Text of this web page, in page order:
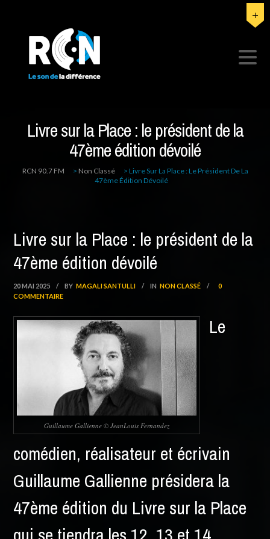
Livre sur la Place : le président de la
47ème édition dévoilé
RCN 90.7 FM > Non Classé > Livre Sur La Place : Le Président De La
47ème Édition Dévoilé
Livre sur la Place : le président de la
47ème édition dévoilé
20 MAI 2025 / BY MAGALI SANTULLI / IN NON CLASSÉ /
0
COMMENTAIRE
Guillaume Gallienne © JeanLouis Fernandez
Le
comédien, réalisateur et écrivain
Guillaume Gallienne présidera la
47ème édition du Livre sur la Place